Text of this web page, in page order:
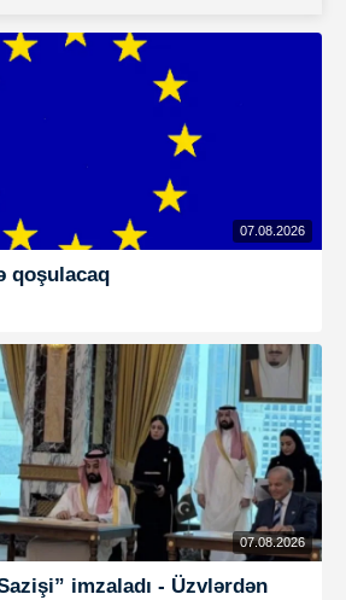
07.08.2026
qoşulacaq
07.08.2026
imzaladı - Üzvlərdən